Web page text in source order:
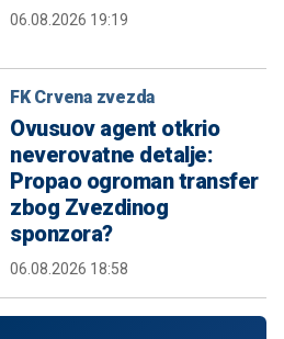
06.08.2026 19:19
FK Crvena zvezda
Ovusuov agent otkrio
neverovatne detalje:
Propao ogroman transfer
zbog Zvezdinog
sponzora?
06.08.2026 18:58